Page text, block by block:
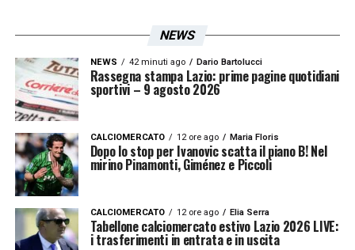
NEWS
NEWS 42 minuti ago Dario Bartolucci
Rassegna stampa Lazio: prime pagine quotidiani
sportivi – 9 agosto 2026
CALCIOMERCATO 12 ore ago Maria Floris
Dopo lo stop per Ivanovic scatta il piano B! Nel
mirino Pinamonti, Giménez e Piccoli
CALCIOMERCATO 12 ore ago Elia Serra
Tabellone calciomercato estivo Lazio 2026 LIVE:
i trasferimenti in entrata e in uscita